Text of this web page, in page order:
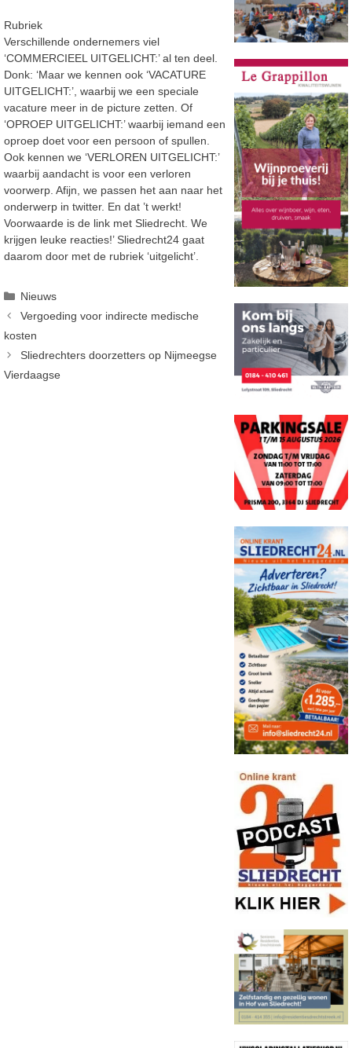
Rubriek
Verschillende ondernemers viel
‘COMMERCIEEL UITGELICHT:’ al ten deel.
Donk: ‘Maar we kennen ook ‘VACATURE
UITGELICHT:’, waarbij we een speciale
vacature meer in de picture zetten. Of
‘OPROEP UITGELICHT:’ waarbij iemand een
oproep doet voor een persoon of spullen.
Ook kennen we ‘VERLOREN UITGELICHT:’
waarbij aandacht is voor een verloren
voorwerp. Afijn, we passen het aan naar het
onderwerp in twitter. En dat ’t werkt!
Voorwaarde is de link met Sliedrecht. We
krijgen leuke reacties!’ Sliedrecht24 gaat
daarom door met de rubriek ‘uitgelicht’.
Categorieën
Nieuws
Vergoeding voor indirecte medische
kosten
Sliedrechters doorzetters op Nijmeegse
Vierdaagse